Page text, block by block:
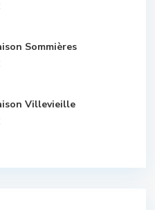
Sommières
Villevieille